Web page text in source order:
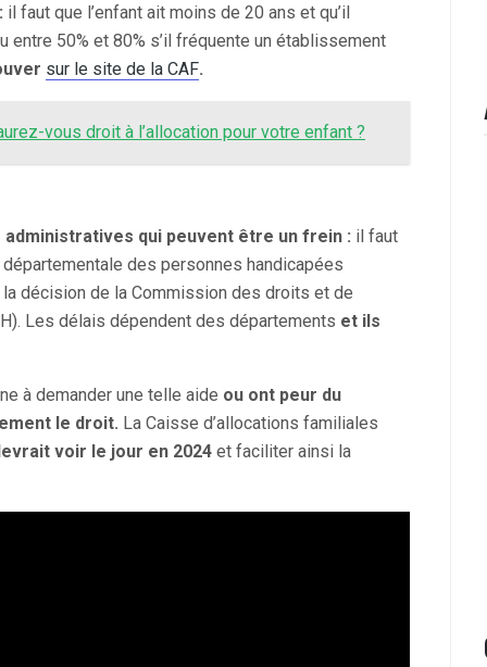
il faut que l’enfant ait moins de 20 ans et qu’il
entre 50% et 80% s’il fréquente un établissement
sur le site de la CAF.
vous droit à l’allocation pour votre enfant ?
qui peuvent être un frein : il faut
des personnes handicapées
décision de la Commission des droits et de
Les délais dépendent des départements et ils
à demander une telle aide ou ont peur du
le droit. La Caisse d’allocations familiales
voir le jour en 2024 et faciliter ainsi la